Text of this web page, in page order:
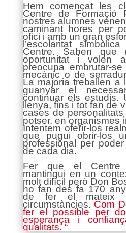
Hem començat les
Centre de Formació
nostres alumnes
caminant hores per
ofici i amb un gran
l’escolaritat
Centre. Saben
oportunitat i volen
preocupa embrutar-
mecànic o de
La majoria treballen a
guanyar el
continuar els estudis.
llenya, fins i tot fan de
cases de
potser, en organismes
Intentem oferir-los
que pugui obrir-los
professional per
de cada dia.
Fer que el Centre
mantingui en un
molt difícil però Don
ho fan des fa 170
de fer el mateix
circumstàncies. Com
fer el possible per
esperança i
qualitats. “